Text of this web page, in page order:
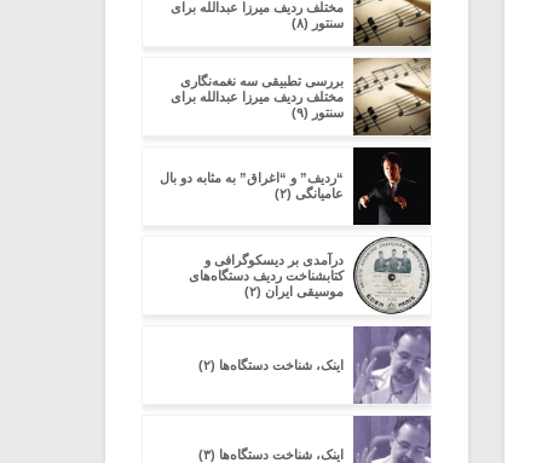
مختلف ردیف میرزا عبدالله برای
سنتور (۸)
بررسی تطبیقی سه نغمه‌نگاری
مختلف ردیف میرزا عبدالله برای
سنتور (۹)
“ردیف” و “اغراق” به مثابه دو بال
عامیانگی (۲)
در‌آمدی بر دیسکوگرافی و
کتابشناخت ردیف دستگاه‌های
موسیقی ایران (۲)
اینک، شناخت دستگاه‌ها (۲)
اینک، شناخت دستگاه‌ها (۳)